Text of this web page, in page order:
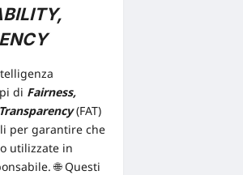
di Fairness,
Transparency(FAT)
per garantire che
utilizzate in
🌐Questi